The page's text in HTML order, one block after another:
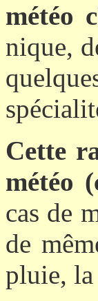
météo
nique,
Cette
météo
cas de
de
pluie, la